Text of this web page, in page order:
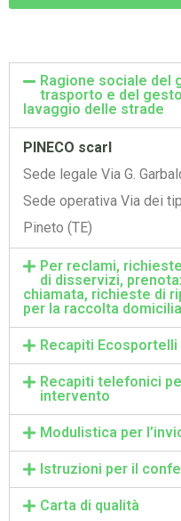
Ragione sociale del
trasporto e del
lavaggio delle strade
PINECO scarl
Sede legale Via G.
Sede operativa Via dei
Pineto (TE)
Per reclami,
di disservizi,
chiamata, richieste di
per la raccolta
Recapiti Ecosportelli
Recapiti telefonici
intervento
Modulistica per
Istruzioni per il
Carta di qualità